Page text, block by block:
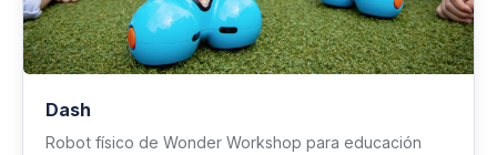
Dash
Robot físico de Wonder Workshop para educación